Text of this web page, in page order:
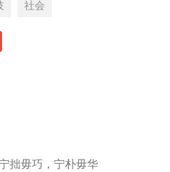
社会
拙毋巧，宁朴毋华